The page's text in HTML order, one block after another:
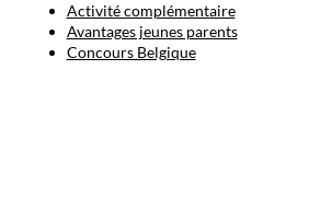
Activité complémentaire
Avantages jeunes parents
Concours Belgique